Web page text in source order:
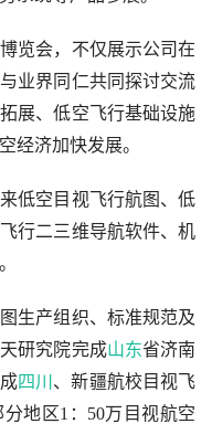
览会，不仅展示公司在
业界同仁共同探讨交流
展、低空飞行基础设施
经济加快发展。
低空目视飞行航图、低
行二三维导航软件、机
生产组织、标准规范及
研究院完成山东省济南
四川 、新疆航校目视飞
地区1：50万目视航空